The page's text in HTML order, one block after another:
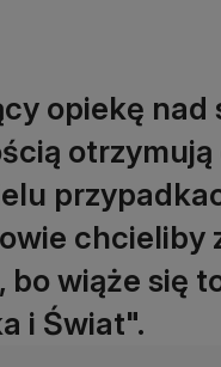
opiekę nad
chcieliby
wiąże się
i Świat".